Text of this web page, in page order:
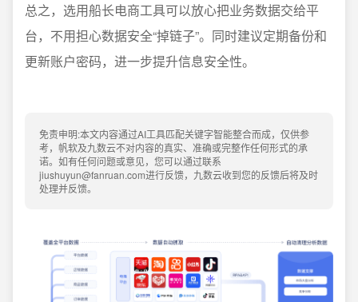
总之，选用船长电商工具可以放心把业务数据交给平
台，不用担心数据安全“掉链子”。同时建议定期备份和
更新账户密码，进一步提升信息安全性。
免责申明:本文内容通过AI工具匹配关键字智能整合而成，仅供参
考，帆软及九数云不对内容的真实、准确或完整作任何形式的承
诺。如有任何问题或意见，您可以通过联系
jiushuyun@fanruan.com进行反馈，九数云收到您的反馈后将及时
处理并反馈。